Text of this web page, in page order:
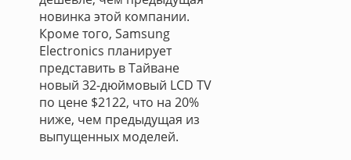
новинка этой компании.
Кроме того, Samsung
Electronics планирует
представить в Тайване
новый 32-дюймовый LCD TV
по цене $2122, что на 20%
ниже, чем предыдущая из
выпущенных моделей.